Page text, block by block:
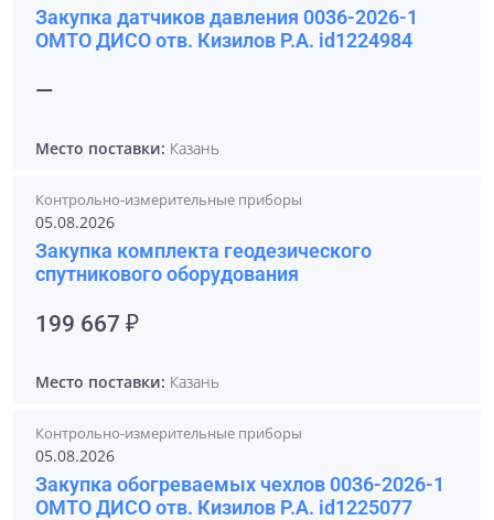
Закупка датчиков давления 0036-2026-1
ОМТО ДИСО отв. Кизилов Р.А. id1224984
—
Место поставки: Казань
Контрольно-измерительные приборы
05.08.2026
Закупка комплекта геодезического
спутникового оборудования
199 667 ₽
Место поставки: Казань
Контрольно-измерительные приборы
05.08.2026
Закупка обогреваемых чехлов 0036-2026-1
ОМТО ДИСО отв. Кизилов Р.А. id1225077